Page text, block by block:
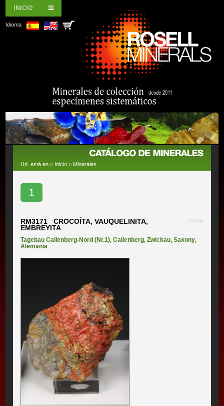
INICIO
Idioma
Ud. está en > Inicio > Minerales
1
RM3171 CROCOÍTA, VAUQUELINITA,
EMBREYITA
#2569
Tagebau Callenberg-Nord (Nr.1),Callenberg,Zwickau,Saxony,
Alemania